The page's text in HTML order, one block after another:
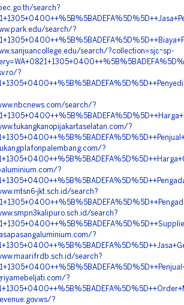
search?
search/?
search/?collection=sjc~sp-
?
search/?
?
?
?
jkt.sch.id/search?
search?
?
search?
?
?